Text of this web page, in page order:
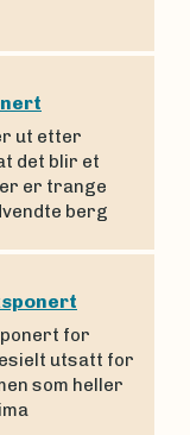
ut etter
det blir et
er trange
berg
for
utsatt for
som heller